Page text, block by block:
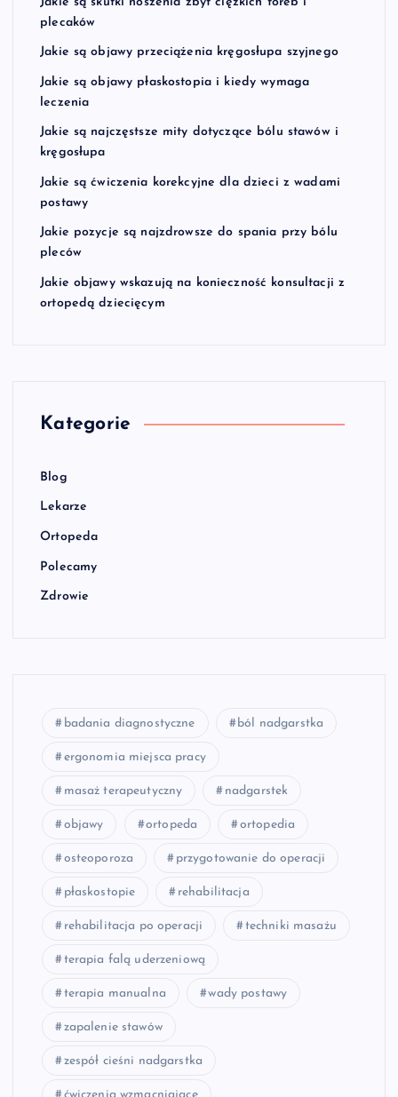
plecaków
Jakie są objawy przeciążenia kręgosłupa szyjnego
Jakie są objawy płaskostopia i kiedy wymaga
leczenia
Jakie są najczęstsze mity dotyczące bólu stawów i
kręgosłupa
Jakie są ćwiczenia korekcyjne dla dzieci z wadami
postawy
Jakie pozycje są najzdrowsze do spania przy bólu
pleców
Jakie objawy wskazują na konieczność konsultacji z
ortopedą dziecięcym
Kategorie
Blog
Lekarze
Ortopeda
Polecamy
Zdrowie
badania diagnostyczne ból nadgarstka
ergonomia miejsca pracy
masaż terapeutyczny nadgarstek
objawy ortopeda ortopedia
osteoporoza przygotowanie do operacji
płaskostopie rehabilitacja
rehabilitacja po operacji techniki masażu
terapia falą uderzeniową
terapia manualna wady postawy
zapalenie stawów
zespół cieśni nadgarstka